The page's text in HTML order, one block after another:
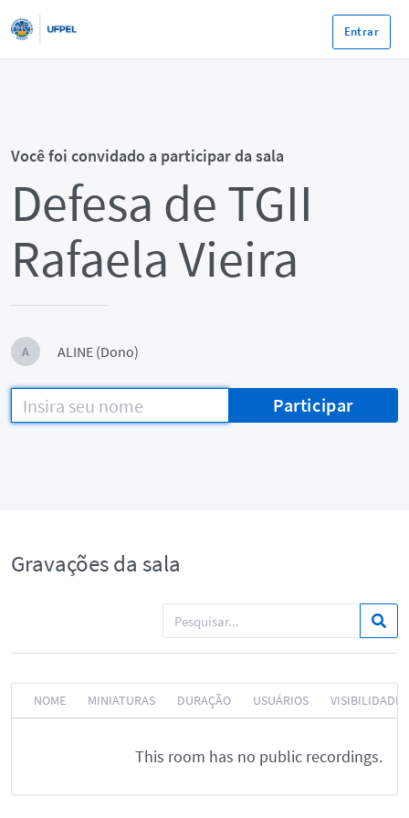
Entrar
Você foi convidado a participar da sala
Defesa de TGII
Rafaela Vieira
A ALINE (Dono)
Participar
Gravações da sala
NOME MINIATURAS DURAÇÃO USUÁRIOS VISIBILIDADE
This room has no public recordings.